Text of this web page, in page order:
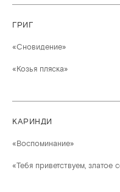
ГРИГ
«Сновидение»
«Козья пляска»
КАРИНДИ
«Воспоминание»
«Тебя приветствуем, златое